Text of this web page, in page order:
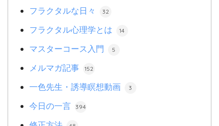
フラクタルな日々 32
フラクタル心理学とは 14
マスターコース入門 5
メルマガ記事 152
一色先生・誘導瞑想動画 3
今日の一言 394